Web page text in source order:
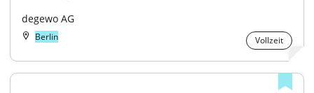
degewo AG
Berlin Vollzeit